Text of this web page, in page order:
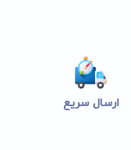
ارسال سریع